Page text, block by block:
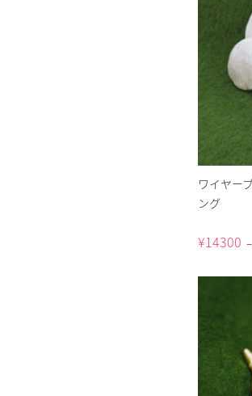
ワイヤー
ング
¥14300 –